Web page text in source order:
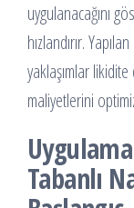
uygulanacağını
hızlandırır.
yaklaşımlar
maliyetlerini
Tabanlı